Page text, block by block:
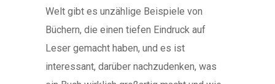
Welt gibt es unzählige Beispiele von
Büchern, die einen tiefen Eindruck auf
Leser gemacht haben, und es ist
interessant, darüber nachzudenken, was